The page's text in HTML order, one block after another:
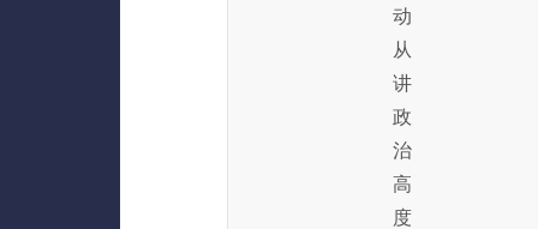
动
从
讲
政
治
高
度